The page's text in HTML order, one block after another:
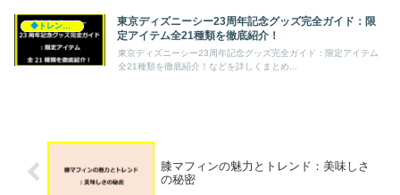
◆トレンド◆
東京ディズニーシー23周年記念グッズ完全ガイド：限
定アイテム全21種類を徹底紹介！
東京ディズニーシー23周年記念グッズ完全ガイド：限定アイテム
全21種類を徹底紹介！などを詳しくまとめ...
膝マフィンの魅力とトレンド：美味しさ
の秘密